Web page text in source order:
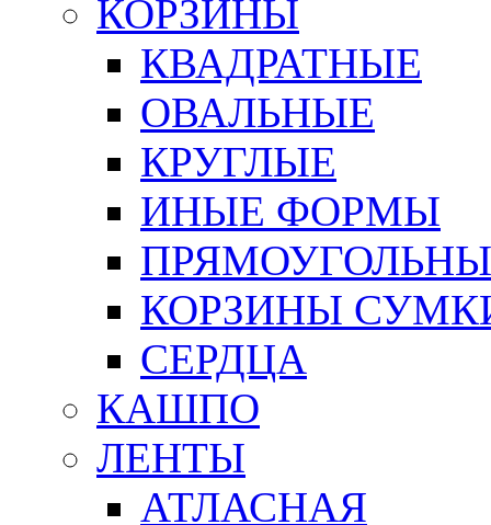
КОРЗИНЫ
КВАДРАТНЫЕ
ОВАЛЬНЫЕ
КРУГЛЫЕ
ИНЫЕ ФОРМЫ
КОРЗИНЫ
СЕРДЦА
КАШПО
ЛЕНТЫ
АТЛАСНАЯ